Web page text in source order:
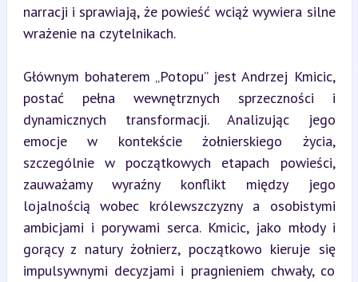
narracji i sprawiają, że powieść wciąż wywiera silne
wrażenie na czytelnikach.
Głównym bohaterem „Potopu” jest Andrzej Kmicic,
postać pełna wewnętrznych sprzeczności i
dynamicznych transformacji. Analizując jego
emocje w kontekście żołnierskiego życia,
szczególnie w początkowych etapach powieści,
zauważamy wyraźny konflikt między jego
lojalnością wobec królewszczyzny a osobistymi
ambicjami i porywami serca. Kmicic, jako młody i
gorący z natury żołnierz, początkowo kieruje się
impulsywnymi decyzjami i pragnieniem chwały, co